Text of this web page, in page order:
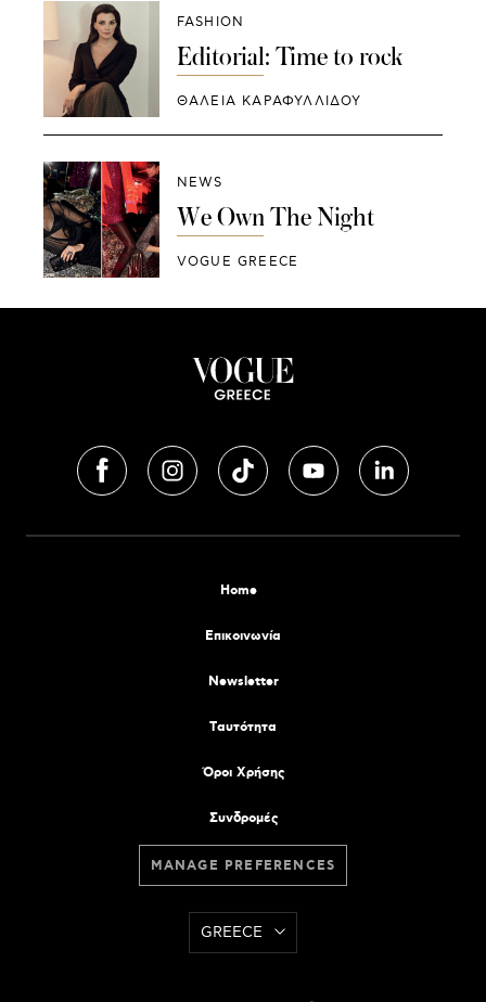
FASHION
Editorial: Time to rock
ΘΑΛΕΙΑ ΚΑΡΑΦΥΛΛΙΔΟΥ
NEWS
We Own The Night
VOGUE GREECE
Home
Επικοινωνία
Newsletter
Tαυτότητα
Όροι Χρήσης
Συνδρομές
MANAGE PREFERENCES
GREECE